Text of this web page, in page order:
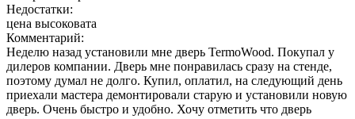
Недостатки:
цена высоковата
Комментарий:
Неделю назад установили мне дверь TermoWood. Покупал у
дилеров компании. Дверь мне понравилась сразу на стенде,
поэтому думал не долго. Купил, оплатил, на следующий день
приехали мастера демонтировали старую и установили новую
дверь. Очень быстро и удобно. Хочу отметить что дверь